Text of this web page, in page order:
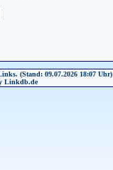
(Stand: 09.07.2026 18:07 Uhr)
Linkdb.de